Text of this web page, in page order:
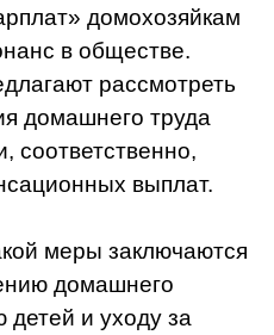
домохозяйкам
в обществе.
рассмотреть
домашнего труда
соответственно,
выплат.
меры заключаются
домашнего
детей и уходу за